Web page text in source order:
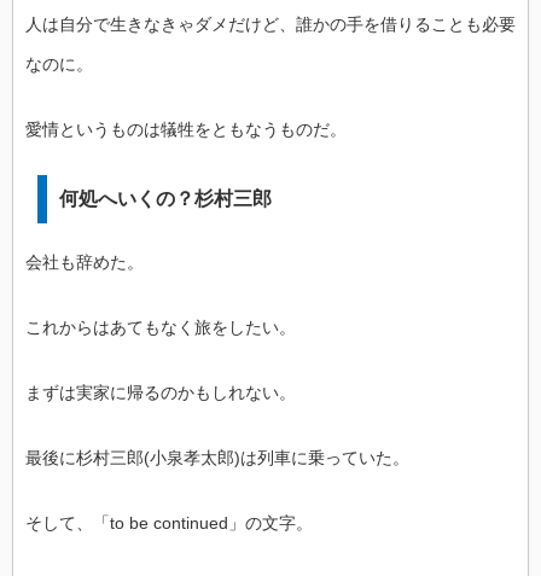
人は自分で生きなきゃダメだけど、誰かの手を借りることも必要
なのに。
愛情というものは犠牲をともなうものだ。
何処へいくの？杉村三郎
会社も辞めた。
これからはあてもなく旅をしたい。
まずは実家に帰るのかもしれない。
最後に杉村三郎(小泉孝太郎)は列車に乗っていた。
そして、「to be continued」の文字。